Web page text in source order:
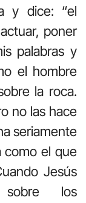
y dice: “el
poner
palabras y
el hombre
la roca.
no las hace
seriamente
como el que
Jesús
los